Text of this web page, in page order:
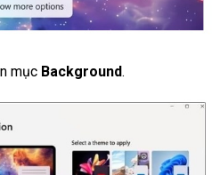
mục Background.